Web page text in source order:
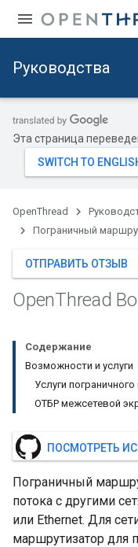
Руководства
Эта страница
OpenThread
Пограничный
ОТПРАВИТЬ ОТЗЫВ
OpenThread
Содержание
Возможности и услуги
Услуги
ОТБР межсетевой
ПОСМОТРЕТЬ
Пограничный
потока с другими
или Ethernet. Для
маршрутизатор для